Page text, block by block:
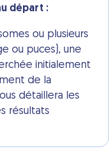
départ :
ou plusieurs
ou puces), une
initialement
de la
détaillera les
résultats